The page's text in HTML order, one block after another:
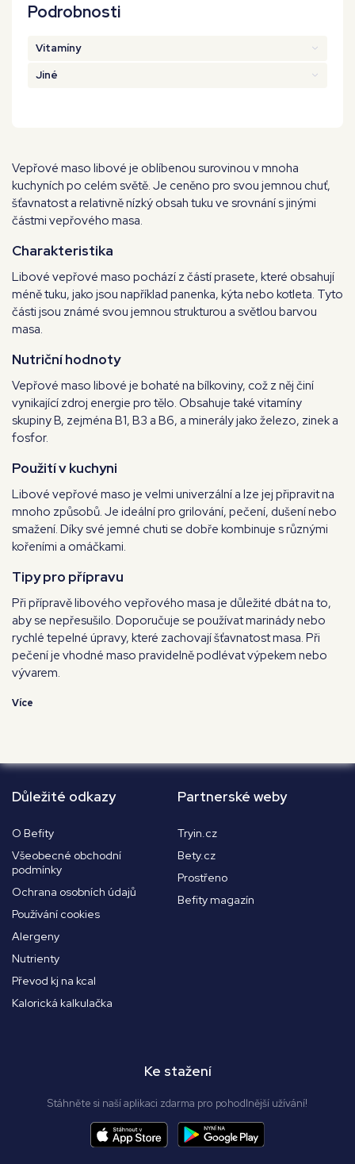
Podrobnosti
Vitamíny
Jiné
Vepřové maso libové je oblíbenou surovinou v mnoha
kuchyních po celém světě. Je ceněno pro svou jemnou chuť,
šťavnatost a relativně nízký obsah tuku ve srovnání s jinými
částmi vepřového masa.
Charakteristika
Libové vepřové maso pochází z částí prasete, které obsahují
méně tuku, jako jsou například panenka, kýta nebo kotleta. Tyto
části jsou známé svou jemnou strukturou a světlou barvou
masa.
Nutriční hodnoty
Vepřové maso libové je bohaté na bílkoviny, což z něj činí
vynikající zdroj energie pro tělo. Obsahuje také vitamíny
skupiny B, zejména B1, B3 a B6, a minerály jako železo, zinek a
fosfor.
Použití v kuchyni
Libové vepřové maso je velmi univerzální a lze jej připravit na
mnoho způsobů. Je ideální pro grilování, pečení, dušení nebo
smažení. Díky své jemné chuti se dobře kombinuje s různými
kořeními a omáčkami.
Tipy pro přípravu
Při přípravě libového vepřového masa je důležité dbát na to,
aby se nepřesušilo. Doporučuje se používat marinády nebo
rychlé tepelné úpravy, které zachovají šťavnatost masa. Při
pečení je vhodné maso pravidelně podlévat výpekem nebo
vývarem.
Více
Důležité odkazy
O Befity
Všeobecné obchodní
podmínky
Ochrana osobních údajů
Používání cookies
Alergeny
Nutrienty
Převod kj na kcal
Kalorická kalkulačka
Partnerské weby
Tryin.cz
Bety.cz
Prostřeno
Befity magazín
Ke stažení
Stáhněte si naší aplikaci zdarma pro pohodlnější užívání!